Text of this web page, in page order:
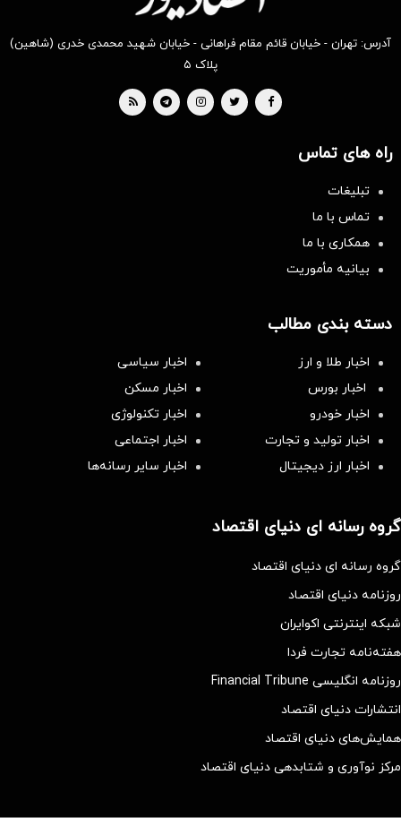
آدرس: تهران - خیابان قائم مقام فراهانی - خیابان شهید محمدی خدری (شاهین)
پلاک ۵
راه های تماس
تبلیغات
تماس با ما
همکاری با ما
بیانیه مأموریت
دسته بندی مطالب
اخبار طلا و ارز
اخبار سیاسی
اخبار بورس
اخبار مسکن
اخبار خودرو
اخبار تکنولوژی
اخبار تولید و تجارت
اخبار اجتماعی
اخبار ارز دیجیتال
اخبار سایر رسانه‌‌ها
گروه رسانه ای دنیای اقتصاد
گروه رسانه ای دنیای اقتصاد
روزنامه دنیای اقتصاد
شبکه اینترنتی اکوایران
هفته‌نامه تجارت فردا
روزنامه انگلیسی Financial Tribune
انتشارات دنیای اقتصاد
همایش‌های دنیای اقتصاد
مرکز نوآوری و شتابدهی دنیای اقتصاد